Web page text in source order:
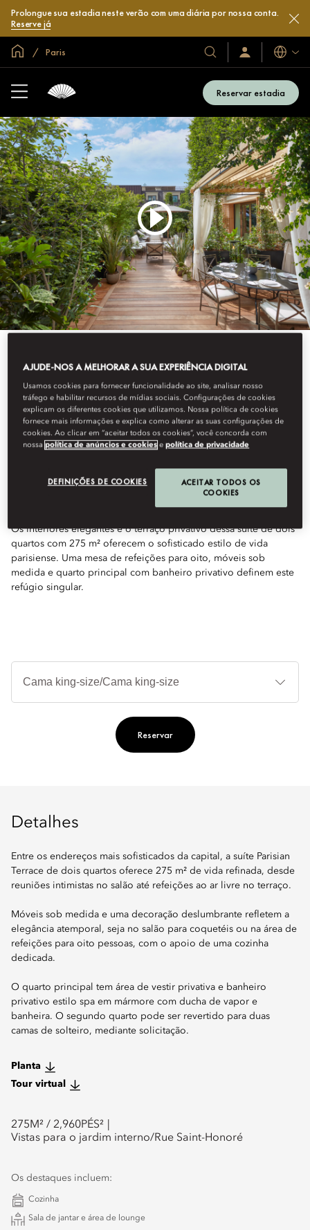
Prolongue sua estadia neste verão com uma diária por nossa conta.
Reserve já
Site global
Paris
Nossos
hotéis
e
resorts
Login/Inscreva-
se
Idiomas
Reservar estadia
Ver Todos Os Quartos
SUÍTE PARISIAN
TERRACE
Os interiores elegantes e o terraço privativo dessa suíte de dois
quartos com 275 m² oferecem o sofisticado estilo de vida
parisiense. Uma mesa de refeições para oito, móveis sob
medida e quarto principal com banheiro privativo definem este
refúgio singular.
Reservar
Detalhes
Entre os endereços mais sofisticados da capital, a suíte Parisian
Terrace de dois quartos oferece 275 m² de vida refinada, desde
reuniões intimistas no salão até refeições ao ar livre no terraço.
Móveis sob medida e uma decoração deslumbrante refletem a
elegância atemporal, seja no salão para coquetéis ou na área de
refeições para oito pessoas, com o apoio de uma cozinha
dedicada.
O quarto principal tem área de vestir privativa e banheiro
privativo estilo spa em mármore com ducha de vapor e
banheira. O segundo quarto pode ser revertido para duas
camas de solteiro, mediante solicitação.
Planta
Tour virtual
275M² / 2,960PÉS²
Vistas para o jardim interno/Rue Saint-Honoré
Os destaques incluem:
Cozinha
Sala de jantar e área de lounge
AJUDE-NOS A MELHORAR A SUA EXPERIÊNCIA DIGITAL
Usamos cookies para fornecer funcionalidade ao site, analisar nosso
tráfego e habilitar recursos de mídias sociais. Configurações de cookies
explicam os diferentes cookies que utilizamos. Nossa política de cookies
fornece mais informações e explica como alterar as suas configurações de
cookies. Ao clicar em “aceitar todos os cookies”, você concorda com
nossapolítica de anúncios e cookies epolítica de privacidade
DEFINIÇÕES DE COOKIES
ACEITAR TODOS OS
COOKIES